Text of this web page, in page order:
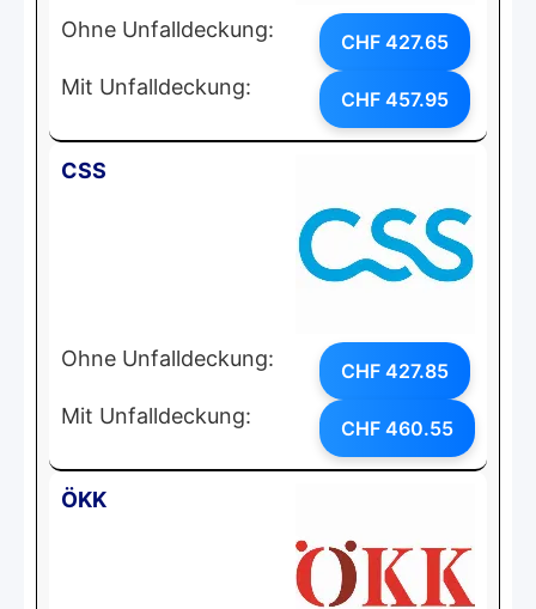
Ohne Unfalldeckung: CHF 427.65
Mit Unfalldeckung: CHF 457.95
CSS
Ohne Unfalldeckung: CHF 427.85
Mit Unfalldeckung: CHF 460.55
ÖKK